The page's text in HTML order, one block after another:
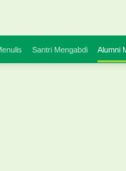
Santri Mengabdi Alumni